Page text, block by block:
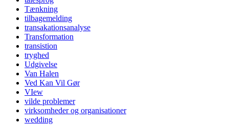
Tænkning
tilbagemelding
transakationsanalyse
Transformation
transistion
tryghed
Udgivelse
Van Halen
Ved Kan Vil Gør
VIew
vilde problemer
virksomheder og organisationer
wedding